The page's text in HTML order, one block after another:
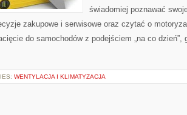
świadomiej poznawać
zakupowe i serwisowe oraz czytać o
do samochodów z podejściem „na co
WENTYLACJA I KLIMATYZACJA